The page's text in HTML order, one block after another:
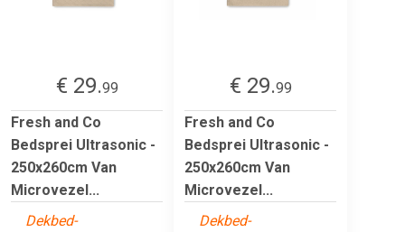
€ 29.99
Fresh and Co
Bedsprei Ultrasonic -
250x260cm Van
Microvezel...
Dekbed-
€ 29.99
Fresh and Co
Bedsprei Ultrasonic -
250x260cm Van
Microvezel...
Dekbed-